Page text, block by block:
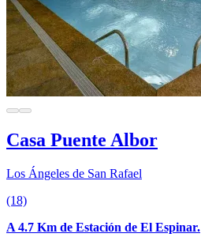
Casa Puente Albor
Los Ángeles de San Rafael
(18)
A 4.7 Km de Estación de El Espinar.